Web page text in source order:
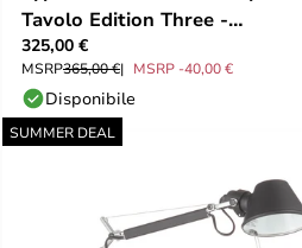
Tavolo Edition Three -
Anglepoise
325,00 €
MSRP365,00 € MSRP -40,00 €
Disponibile
SUMMER DEAL